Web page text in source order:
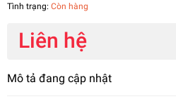
Tình trạng: Còn hàng
Liên hệ
Mô tả đang cập nhật